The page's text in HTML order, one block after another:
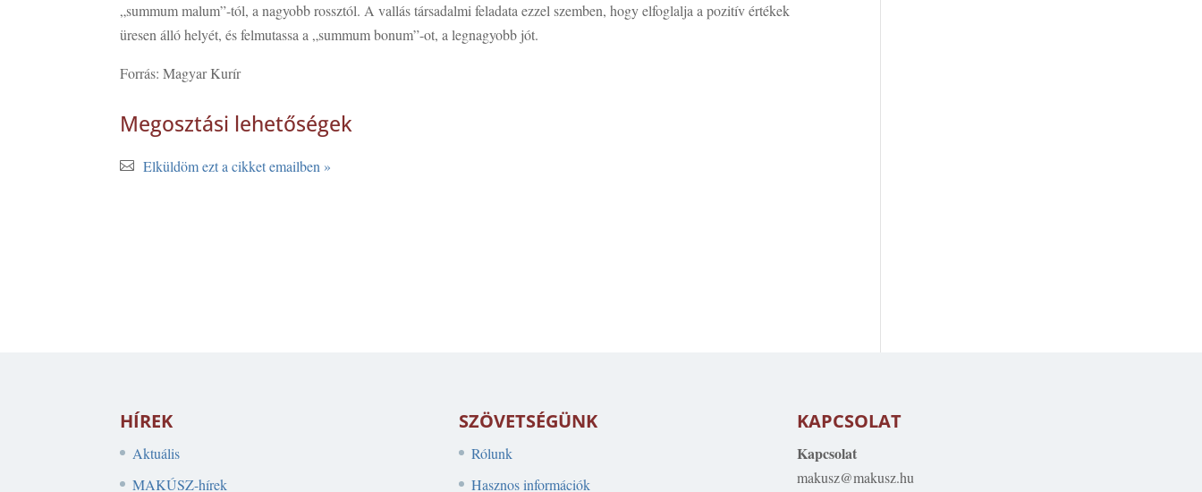
„summum malum”-tól, a nagyobb rossztól. A vallás társadalmi feladata ezzel szemben, hogy elfoglalja a pozitív értékek
üresen álló helyét, és felmutassa a „summum bonum”-ot, a legnagyobb jót.
Forrás: Magyar Kurír
Megosztási lehetőségek
Elküldöm ezt a cikket emailben »
HÍREK
Aktuális
MAKÚSZ-hírek
SZÖVETSÉGÜNK
Rólunk
Hasznos információk
KAPCSOLAT
Kapcsolat
makusz@makusz.hu